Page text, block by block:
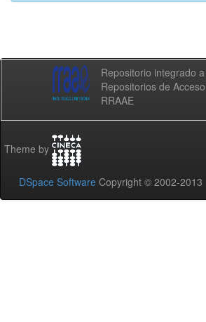
Repositorio integrado
Repositorios de
RRAAE
Theme by
DSpace Software Copyright © 2002-2013